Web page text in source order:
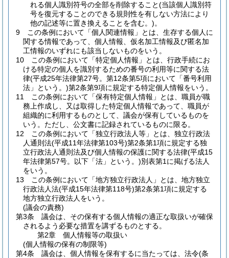
れる個人識別符号の全部を削除すること(当該個人識別符
号を復元することのできる規則性を有しない方法により
他の記述等に置き換えることを含む。)。
9
この条例において「個人関連情報」とは、生存する個人に
関する情報であって、個人情報、仮名加工情報及び匿名加
工情報のいずれにも該当しないものをいう。
10
この条例において「特定個人情報」とは、行政手続にお
ける特定の個人を識別するための番号の利用等に関する法
律(平成25年法律第27号。第12条第5項において「番号利用
法」という。)第2条第9項に規定する特定個人情報をいう。
11
この条例において「保有特定個人情報」とは、職員が職
務上作成し、又は取得した特定個人情報であって、職員が
組織的に利用するものとして、議会が保有しているものを
いう。 ただし、公文書に記録されているものに限る。
12
この条例において「独立行政法人等」とは、独立行政法
人通則法(平成11年法律第103号)第2条第1項に規定する独
立行政法人通則法及び個人情報の保護に関する法律(平成15
年法律第57号。以下「法」という。)別表第1に掲げる法人
をいう。
13
この条例において「地方独立行政法人」とは、地方独立
行政法人法(平成15年法律第118号)第2条第1項に規定する
地方独立行政法人をいう。
(議会の責務)
第3条
議会は、その保有する個人情報の適正な取扱いが確保
されるよう必要な措置を講ずるものとする。
第2章
個人情報等の取扱い
(個人情報の保有の制限等)
第4条
議会は、個人情報を保有するに当たっては、法令(条